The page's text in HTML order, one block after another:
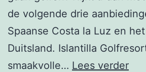
de volgende drie
Spaanse Costa la Luz en
Duitsland. Islantilla
smaakvolle… Lees verder